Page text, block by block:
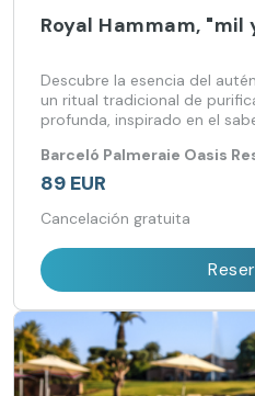
Royal Hammam, "mil
Descubre la esencia del
un ritual tradicional de
profunda, inspirado en el
Barceló Palmeraie Oasis
89 EUR
Cancelación gratuita